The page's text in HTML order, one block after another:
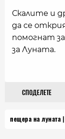
Скалите и
да се
помогнат
за Луната.
СПОДЕЛЕТЕ
пещера на луната